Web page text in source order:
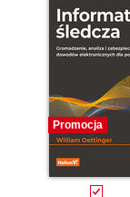
Promocja